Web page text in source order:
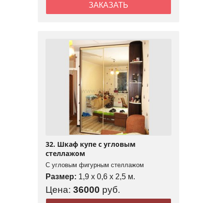
ЗАКАЗАТЬ
32. Шкаф купе с угловым
стеллажом
С угловым фигурным стеллажом
Размер: 1,9 x 0,6 x 2,5 м.
Цена: 36000 руб.